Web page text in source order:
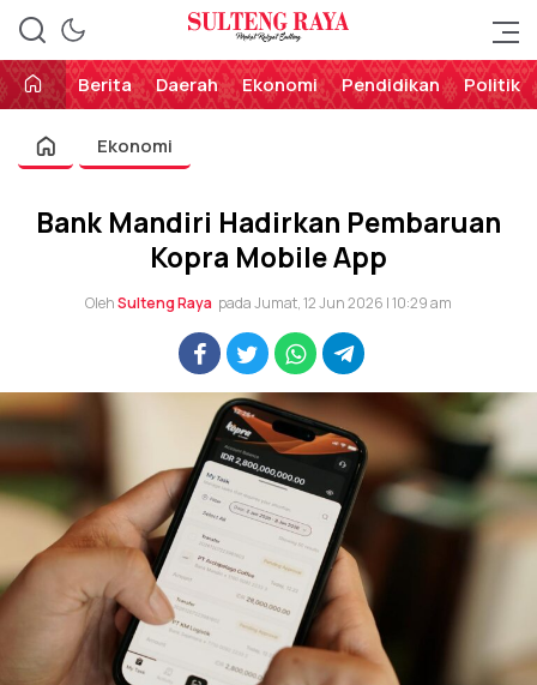
Sulteng Raya
Perekat Rakyat Sulteng
Berita
Daerah Ekonomi Pendidikan Politik
Ekonomi
Bank Mandiri Hadirkan Pembaruan
Kopra Mobile App
OlehSulteng Raya pada Jumat, 12 Jun 2026 | 10:29 am